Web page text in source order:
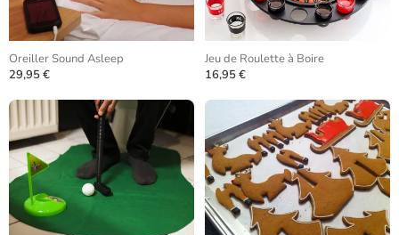
Oreiller Sound Asleep
29,95 €
Jeu de Roulette à Boire
16,95 €